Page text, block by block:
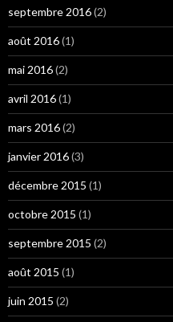
septembre 2016(2)
août 2016(1)
mai 2016(2)
avril 2016(1)
mars 2016(2)
janvier 2016(3)
décembre 2015 (1)
octobre 2015 (1)
septembre 2015 (2)
août 2015 (1)
juin 2015 (2)